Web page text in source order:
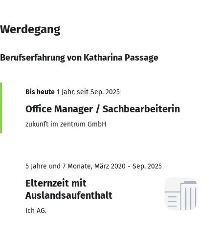
Werdegang
Berufserfahrung von Katharina Passage
Bis heute 1 Jahr, seit Sep. 2025
Office Manager / Sachbearbeiterin
zukunft im zentrum GmbH
5 Jahre und 7 Monate, März 2020 - Sep. 2025
Elternzeit mit
Auslandsaufenthalt
Ich AG.